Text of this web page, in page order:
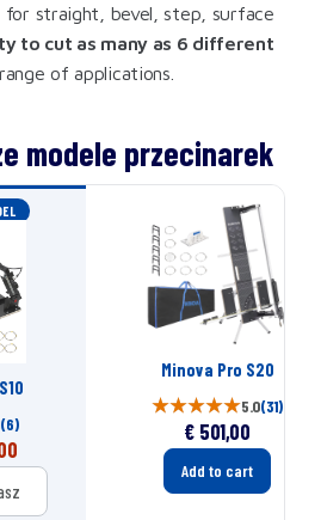
for straight, bevel, step, surface
to cut as many as 6 different
of applications.
modele przecinarek
(6)
Minova Pro S20
5.0(31)
€ 501,00
Add to cart